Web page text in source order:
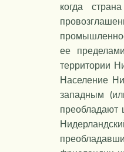
когда
ее
территории
Население
западным
преобладают